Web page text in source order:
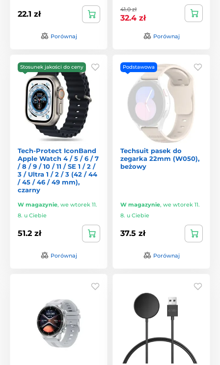
22.1 zł
Porównaj
41.0 zł
32.4 zł
Porównaj
Stosunek jakości do ceny
Tech-Protect IconBand
Apple Watch 4 / 5 / 6 / 7
/ 8 / 9 / 10 / 11 / SE 1 / 2 /
3 / Ultra 1 / 2 / 3 (42 / 44
/ 45 / 46 / 49 mm),
czarny
W magazynie, we wtorek 11.
8. u Ciebie
51.2 zł
Porównaj
Podstawowa
Techsuit pasek do
zegarka 22mm (W050),
beżowy
W magazynie, we wtorek 11.
8. u Ciebie
37.5 zł
Porównaj